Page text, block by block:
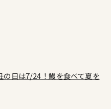
の日は7/24！鰻を食べて夏を